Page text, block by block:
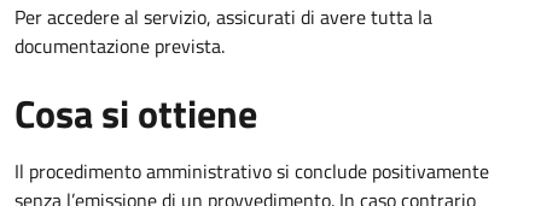
Per accedere al servizio, assicurati di avere tutta la
documentazione prevista.
Cosa si ottiene
Il procedimento amministrativo si conclude positivamente
senza l’emissione di un provvedimento. In caso contrario